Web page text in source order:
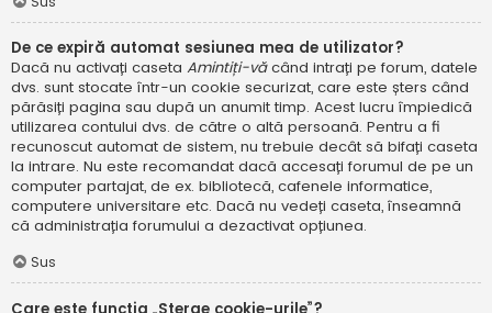
De ce expiră automat sesiunea mea de utilizator?
Dacă nu activați caseta Amintiți-văcând intrați pe forum, datele
dvs. sunt stocate într-un cookie securizat, care este șters când
părăsiți pagina sau după un anumit timp. Acest lucru împiedică
utilizarea contului dvs. de către o altă persoană. Pentru a fi
recunoscut automat de sistem, nu trebuie decât să bifați caseta
la intrare. Nu este recomandat dacă accesați forumul de pe un
computer partajat, de ex. bibliotecă, cafenele informatice,
computere universitare etc. Dacă nu vedeți caseta, înseamnă
că administrația forumului a dezactivat opțiunea.
Sus
Care este funcția „Șterge cookie-urile”?